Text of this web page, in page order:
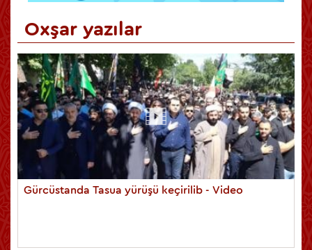
Oxşar yazılar
Gürcüstanda Tasua yürüşü keçirilib - Video